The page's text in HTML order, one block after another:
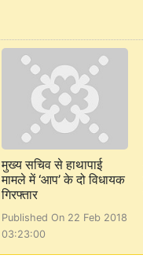
मुख्य सचिव से हाथापाई
मामले में ‘आप’ के दो विधायक
गिरफ्तार
Published On 22 Feb 2018
03:23:00